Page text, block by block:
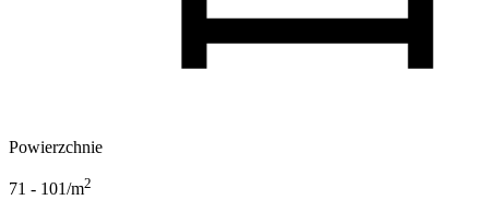
Powierzchnie
71 - 101/m2